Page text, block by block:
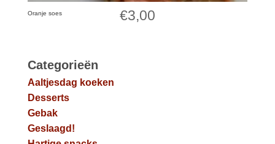
Oranje soes €3,00
Categorieën
Aaltjesdag koeken
Desserts
Gebak
Geslaagd!